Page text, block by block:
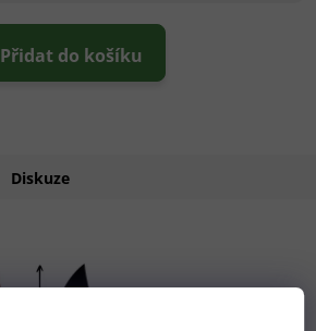
Přidat do košíku
Diskuze